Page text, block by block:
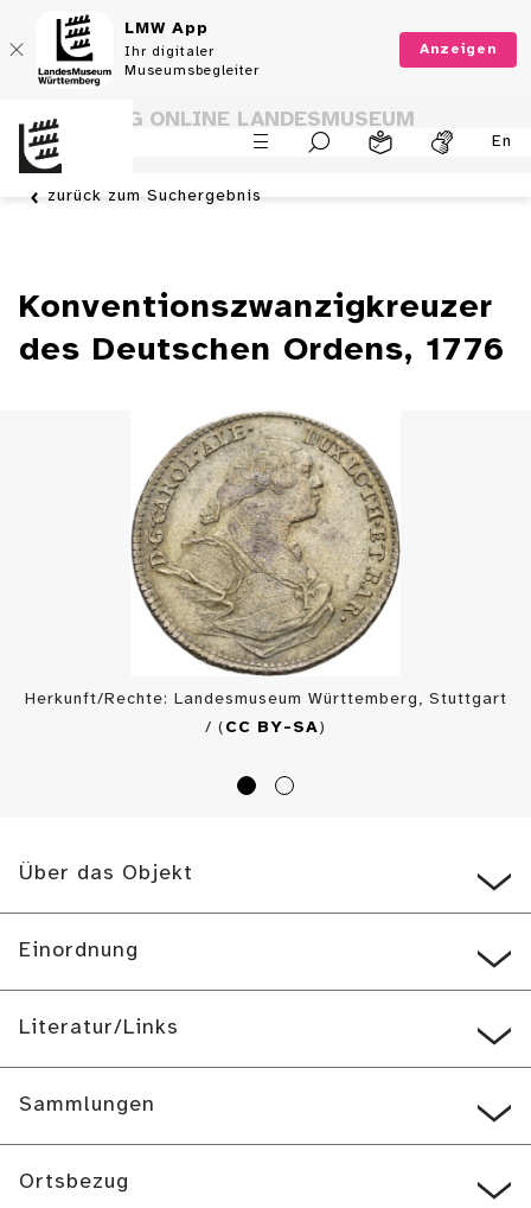
LMW App
Ihr digitaler
Museumsbegleiter
Anzeigen
En
SAMMLUNG ONLINE LANDESMUSEUM
WÜRTTEMBERG
zurück zum Suchergebnis
Konventionszwanzigkreuzer
des Deutschen Ordens, 1776
Herkunft/Rechte: Landesmuseum Württemberg, Stuttgart
/ ( CC BY-SA)
Über das Objekt
Einordnung
Literatur/Links
Sammlungen
Ortsbezug